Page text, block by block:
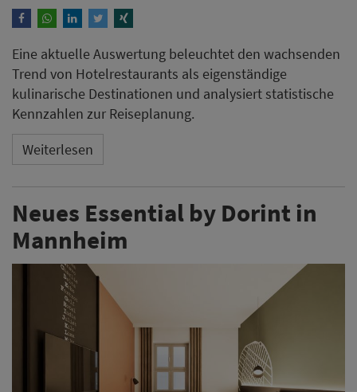
Eine aktuelle Auswertung beleuchtet den wachsenden
Trend von Hotelrestaurants als eigenständige
kulinarische Destinationen und analysiert statistische
Kennzahlen zur Reiseplanung.
Weiterlesen
Neues Essential by Dorint in
Mannheim